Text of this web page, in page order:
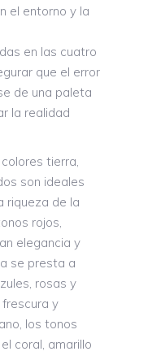
el entorno y la
en las cuatro
que el error
de una paleta
la realidad
tierra,
son ideales
riqueza de la
rojos,
elegancia y
se presta a
rosas y
y
los tonos
coral, amarillo